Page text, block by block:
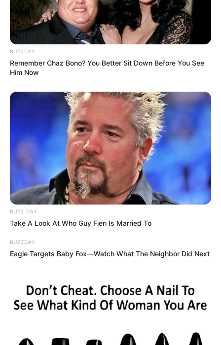
Tags Gujarat News Latest News
Varsad
Varsad News
વરસાદ
અમારી યુટ્યુબ ચેનલ ને Subscribe કરો
Latest News
2 weeks ago
ગનનો ઉપયોગ કરવાની મંજુરી કોણે આપી? રાહુલ
ગાંધીએ અમિત શાહને પત્ર લખ્યો
2 weeks ago
BUZZDAY
Remember Chaz Bono? You Better Sit Down Before You See
Him Now
BUZZ DAY
Take A Look At Who Guy Fieri Is Married To
BUZZDAY
Eagle Targets Baby Fox—Watch What The Neighbor Did Next